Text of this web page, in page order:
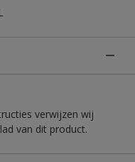
verwijzen wij
van dit product.